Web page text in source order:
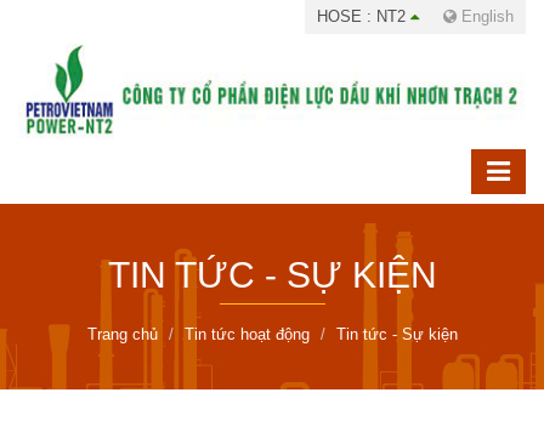
HOSE : NT2 English
TIN TỨC - SỰ KIỆN
Trang chủ Tin tức hoạt động Tin tức - Sự kiện